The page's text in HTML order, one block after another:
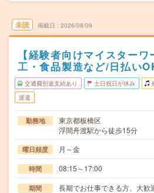
未読 掲載日 2026/08/09
【経験者向けマイスター
工・食品製造など/日払い
交通費別途支給あり 土日祝日が休み
派遣
勤務地
東京都板橋区
浮間舟渡駅から徒歩15分
曜日頻度 月～金
時間 08:15～17:00
期間 長期でお仕事できる方、大歓